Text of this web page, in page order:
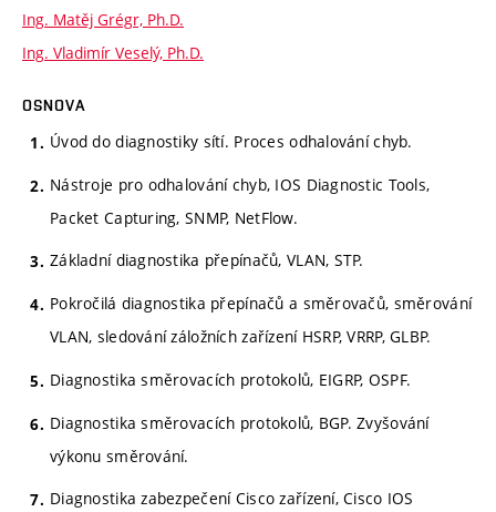
Ing. Matěj Grégr, Ph.D.
Ing. Vladimír Veselý, Ph.D.
OSNOVA
Úvod do diagnostiky sítí. Proces odhalování chyb.
Nástroje pro odhalování chyb, IOS Diagnostic Tools,
Packet Capturing, SNMP, NetFlow.
Základní diagnostika přepínačů, VLAN, STP.
Pokročilá diagnostika přepínačů a směrovačů, směrování
VLAN, sledování záložních zařízení HSRP, VRRP, GLBP.
Diagnostika směrovacích protokolů, EIGRP, OSPF.
Diagnostika směrovacích protokolů, BGP. Zvyšování
výkonu směrování.
Diagnostika zabezpečení Cisco zařízení, Cisco IOS